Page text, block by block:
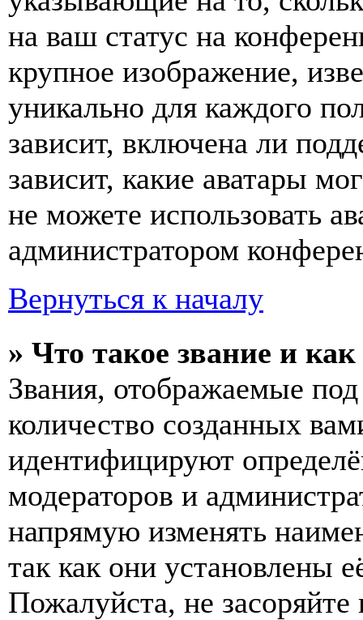
на ваш статус на
крупное изображение,
уникально для каждого
зависит, включена ли
зависит, какие аватары
не можете использовать
администратором
Вернуться к началу
» Что такое звание и
Звания, отображаемые
количество созданных
идентифицируют
модераторов и
напрямую изменять
так как они установлены
Пожалуйста, не